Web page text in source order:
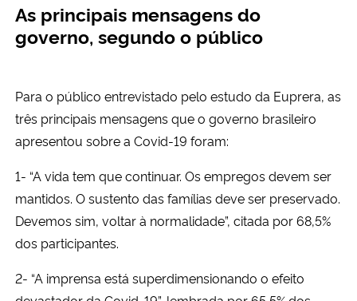
As principais mensagens do
governo, segundo o público
Para o público entrevistado pelo estudo da Euprera, as
três principais mensagens que o governo brasileiro
apresentou sobre a Covid-19 foram:
1- “A vida tem que continuar. Os empregos devem ser
mantidos. O sustento das famílias deve ser preservado.
Devemos sim, voltar à normalidade”, citada por 68,5%
dos participantes.
2- “A imprensa está superdimensionando o efeito